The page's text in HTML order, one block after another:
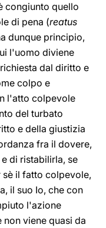
congiunto quello
di pena (reatus
dunque principio,
l'uomo diviene
dal diritto e
colpo e
l'atto colpevole
del turbato
e della giustizia
fra il dovere,
di ristabilirla, se
sè il fatto colpevole,
il suo Io, che con
l'azione
viene quasi da